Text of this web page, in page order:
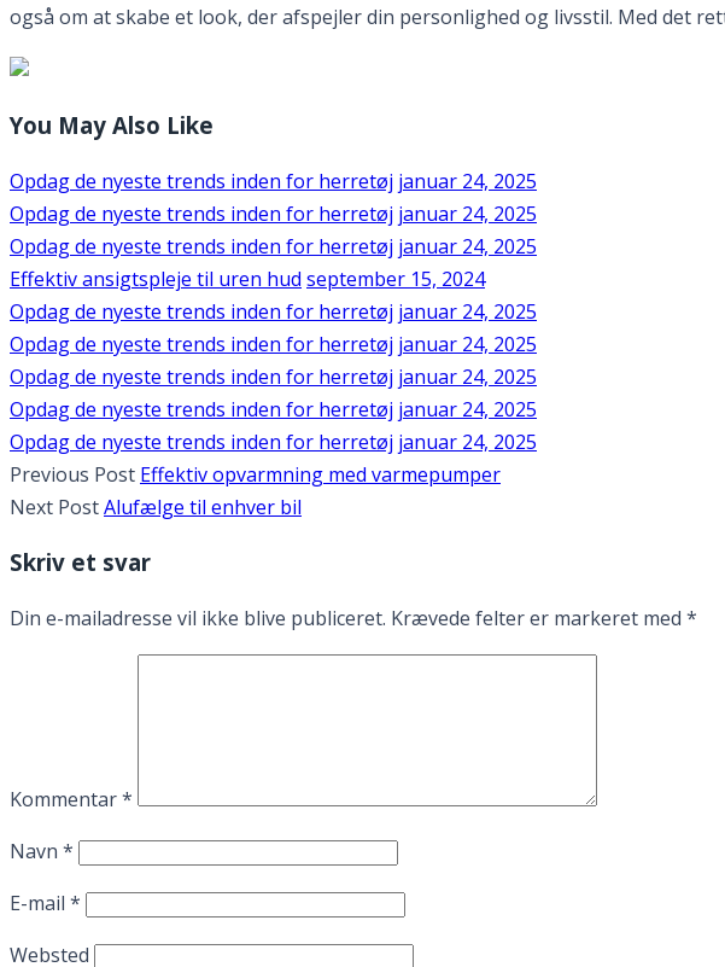
også om at skabe et look, der afspejler din personlighed og livsstil. Med det
You May Also Like
Opdag de nyeste trends inden for herretøj januar 24, 2025
Opdag de nyeste trends inden for herretøj januar 24, 2025
Opdag de nyeste trends inden for herretøj januar 24, 2025
Effektiv ansigtspleje til uren hud september 15, 2024
Opdag de nyeste trends inden for herretøj januar 24, 2025
Opdag de nyeste trends inden for herretøj januar 24, 2025
Opdag de nyeste trends inden for herretøj januar 24, 2025
Opdag de nyeste trends inden for herretøj januar 24, 2025
Opdag de nyeste trends inden for herretøj januar 24, 2025
Previous Post Effektiv opvarmning med varmepumper
Next PostAlufælge til enhver bil
Skriv et svar
Din e-mailadresse vil ikke blive publiceret. Krævede felter er markeret med *
Kommentar*
Navn *
E-mail *
Websted